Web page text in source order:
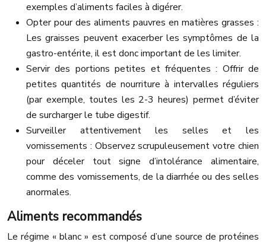
exemples d’aliments faciles à digérer.
Opter pour des aliments pauvres en matières grasses :
Les graisses peuvent exacerber les symptômes de la
gastro-entérite, il est donc important de les limiter.
Servir des portions petites et fréquentes : Offrir de
petites quantités de nourriture à intervalles réguliers
(par exemple, toutes les 2-3 heures) permet d’éviter
de surcharger le tube digestif.
Surveiller attentivement les selles et les
vomissements : Observez scrupuleusement votre chien
pour déceler tout signe d’intolérance alimentaire,
comme des vomissements, de la diarrhée ou des selles
anormales.
Aliments recommandés
Le régime « blanc » est composé d’une source de protéines